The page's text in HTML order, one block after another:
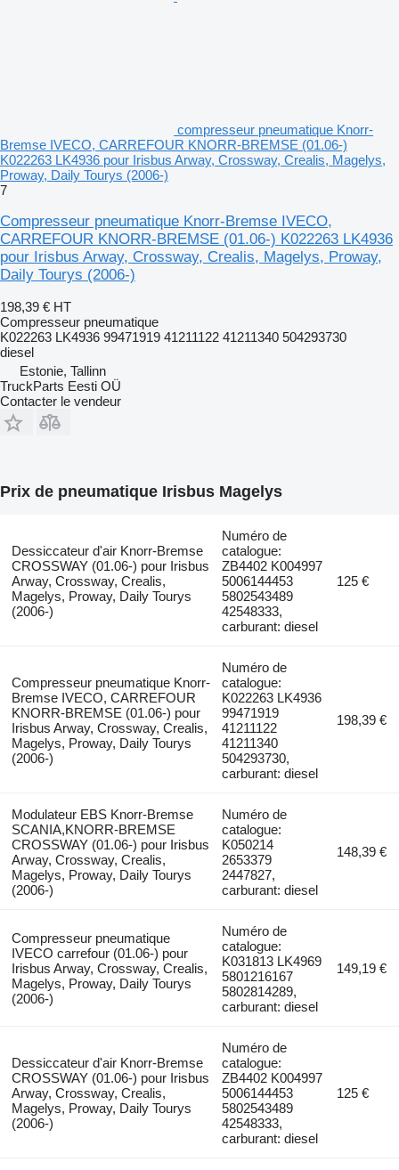
compresseur pneumatique Knorr-
Bremse IVECO, CARREFOUR KNORR-BREMSE (01.06-)
K022263 LK4936 pour Irisbus Arway, Crossway, Crealis, Magelys,
Proway, Daily Tourys (2006-)
7
Compresseur pneumatique Knorr-Bremse IVECO,
CARREFOUR KNORR-BREMSE (01.06-) K022263 LK4936
pour Irisbus Arway, Crossway, Crealis, Magelys, Proway,
Daily Tourys (2006-)
198,39 € HT
Compresseur pneumatique
K022263 LK4936 99471919 41211122 41211340 504293730
diesel
Estonie, Tallinn
TruckParts Eesti OÜ
Contacter le vendeur
Prix de pneumatique Irisbus Magelys
Dessiccateur d'air Knorr-Bremse
CROSSWAY (01.06-) pour Irisbus
Arway, Crossway, Crealis,
Magelys, Proway, Daily Tourys
(2006-)
Numéro de
catalogue:
ZB4402 K004997
5006144453
5802543489
42548333,
carburant: diesel
125 €
Compresseur pneumatique Knorr-
Bremse IVECO, CARREFOUR
KNORR-BREMSE (01.06-) pour
Irisbus Arway, Crossway, Crealis,
Magelys, Proway, Daily Tourys
(2006-)
Numéro de
catalogue:
K022263 LK4936
99471919
41211122
41211340
504293730,
carburant: diesel
198,39 €
Modulateur EBS Knorr-Bremse
SCANIA,KNORR-BREMSE
CROSSWAY (01.06-) pour Irisbus
Arway, Crossway, Crealis,
Magelys, Proway, Daily Tourys
(2006-)
Numéro de
catalogue:
K050214
2653379
2447827,
carburant: diesel
148,39 €
Compresseur pneumatique
IVECO carrefour (01.06-) pour
Irisbus Arway, Crossway, Crealis,
Magelys, Proway, Daily Tourys
(2006-)
Numéro de
catalogue:
K031813 LK4969
5801216167
5802814289,
carburant: diesel
149,19 €
Dessiccateur d'air Knorr-Bremse
CROSSWAY (01.06-) pour Irisbus
Arway, Crossway, Crealis,
Magelys, Proway, Daily Tourys
(2006-)
Numéro de
catalogue:
ZB4402 K004997
5006144453
5802543489
42548333,
carburant: diesel
125 €